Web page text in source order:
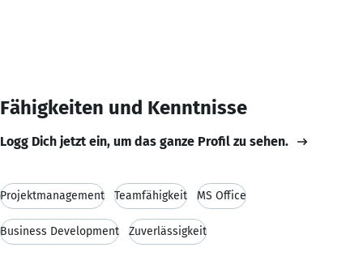
Fähigkeiten und Kenntnisse
Logg Dich jetzt ein, um das ganze Profil zu sehen.
Projektmanagement Teamfähigkeit MS Office
Business Development Zuverlässigkeit